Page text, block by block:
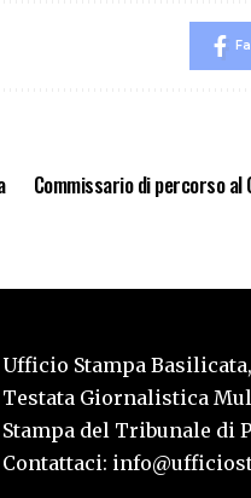
Commissario di percorso al
Ufficio Stampa
Testata Giornalistica
Stampa del Tribunale di
Contattaci: